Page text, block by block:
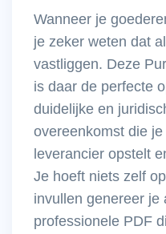
Wanneer je
je zeker weten dat
vastliggen. Deze
is daar de perfecte
duidelijke en
overeenkomst die
leverancier opstelt
Je hoeft niets zelf
invullen genereer je
professionele PDF